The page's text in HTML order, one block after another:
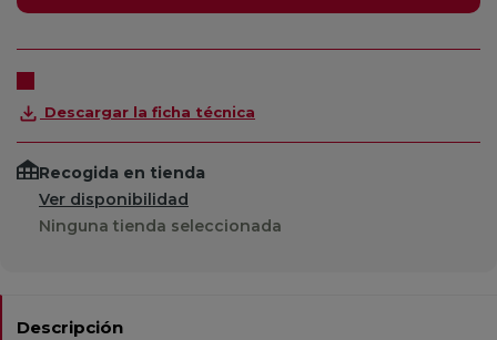
Descargar la ficha técnica
Recogida en tienda
Ver disponibilidad
Ninguna tienda seleccionada
Descripción